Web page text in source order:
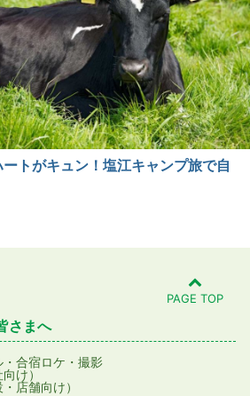
トがキュン！塩江キャンプ旅で自
PAGE TOP
さまへ
・合宿ロケ・撮影
け）
店舗向け）